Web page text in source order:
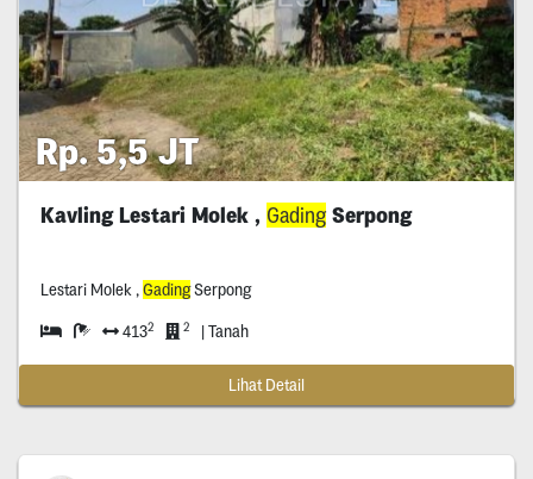
Rp. 5,5 JT
Kavling Lestari Molek , GadingSerpong
Lestari Molek ,GadingSerpong
4132 2 | Tanah
Lihat Detail